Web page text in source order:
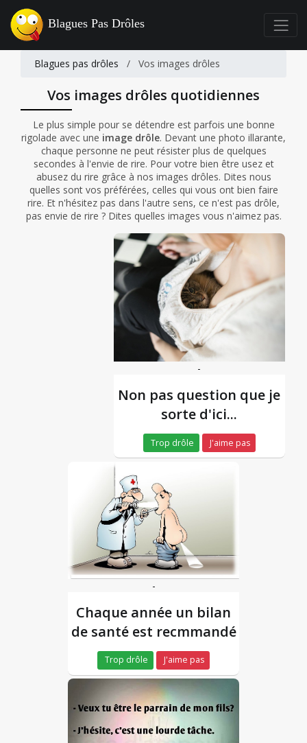
Blagues Pas Drôles
Blagues pas drôles / Vos images drôles
Vos images drôles quotidiennes
Le plus simple pour se détendre est parfois une bonne
rigolade avec une image drôle. Devant une photo illarante,
chaque personne ne peut résister plus de quelques
secondes à l'envie de rire. Pour votre bien être usez et
abusez du rire grâce à nos images drôles. Dites nous
quelles sont vos préférées, celles qui vous ont bien faire
rire. Et n'hésitez pas dans l'autre sens, ce n'est pas drôle,
pas envie de rire ? Dites quelles images vous n'aimez pas.
-
Non pas question que je
sorte d'ici...
Trop drôle J'aime pas
-
Chaque année un bilan
de santé est recmmandé
Trop drôle J'aime pas